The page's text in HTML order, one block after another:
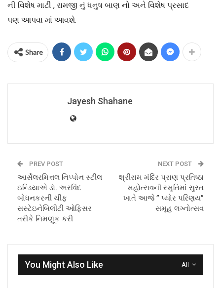
ની વિશેષ માટી , રામજી નું ધનુષ બાણ નો અને વિશેષ પ્રસાદ
પણ આપવા માં આવશે.
Share
Jayesh Shahane
PREV POST
આર્સેલરમિત્તલ નિપ્પોન સ્ટીલ
ઇન્ડિયાએ ડૉ. અરવિંદ
બોધનકરની ચીફ
સસ્ટેઇનેબિલીટી ઓફિસર
તરીકે નિમણૂંક કરી
NEXT POST
શ્રીરામ મંદિર પ્રાણ પ્રતિષ્ઠા
મહોત્સવની સ્મૃતિમાં સુરત
ખાતે આજે ” પ્યોર પરિણય”
સમૂહ લગ્નોત્સવ
All
You Might Also Like